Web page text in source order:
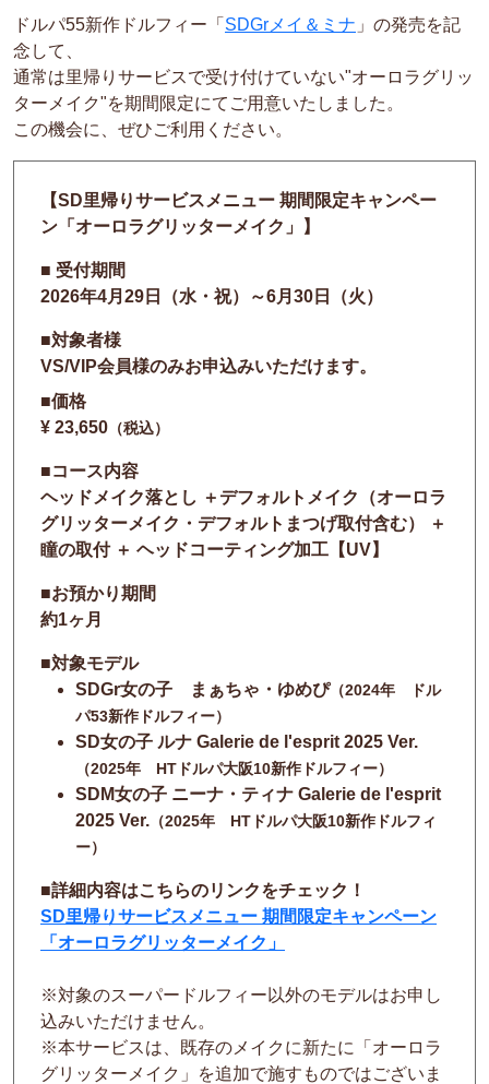
ドルパ55新作ドルフィー「 SDGrメイ＆ミナ 」の発売を記
念して、
通常は里帰りサービスで受け付けていない"オーロラグリッ
ターメイク"を期間限定にてご用意いたしました。
この機会に、ぜひご利用ください。
【SD里帰りサービスメニュー 期間限定キャンペー
ン「オーロラグリッターメイク」】
■ 受付期間
2026年4月29日（水・祝）～6月30日（火）
■対象者様
VS/VIP会員様のみお申込みいただけます。
■価格
¥ 23,650 （税込）
■コース内容
ヘッドメイク落とし ＋デフォルトメイク（オーロラ
グリッターメイク・デフォルトまつげ取付含む） ＋
瞳の取付 ＋ ヘッドコーティング加工【UV】
■お預かり期間
約1ヶ月
■対象モデル
SDGr女の子 まぁちゃ・ゆめぴ（2024年 ドル
パ53新作ドルフィー）
SD女の子 ルナ Galerie de l'esprit 2025 Ver.
（2025年 HTドルパ大阪10新作ドルフィー）
SDM女の子 ニーナ・ティナ Galerie de l'esprit
2025 Ver. （2025年 HTドルパ大阪10新作ドルフィ
ー）
■詳細内容はこちらのリンクをチェック！
SD里帰りサービスメニュー 期間限定キャンペーン
「オーロラグリッターメイク」
※対象のスーパードルフィー以外のモデルはお申し
込みいただけません。
※本サービスは、既存のメイクに新たに「オーロラ
グリッターメイク」を追加で施すものではございま